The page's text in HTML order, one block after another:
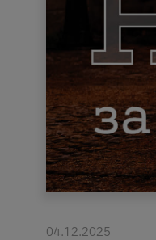
04.12.2025